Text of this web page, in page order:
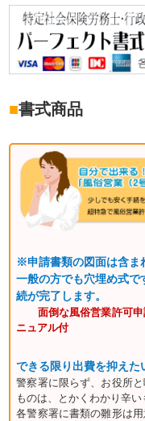
■書式商品
※申請書類の図面は含ま
一般の方でも穴埋め式
続が完了します。
面倒な風俗営業許可
ニュアル付
できる限り出費を抑えた
警察署に限らず、お役所
ものは、とかくわかり辛い
各警察署に書類の雛形は